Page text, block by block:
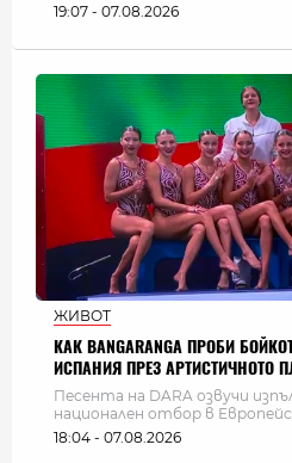
19:07 - 07.08.2026
ЖИВОТ
КАК BANGARANGA ПРОБИ
ИСПАНИЯ ПРЕЗ АРТИСТИЧНОТО
Песента на DARA озвучи
национален отбор в
18:04 - 07.08.2026